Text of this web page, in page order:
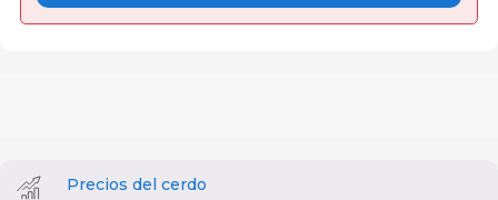
Precios del cerdo